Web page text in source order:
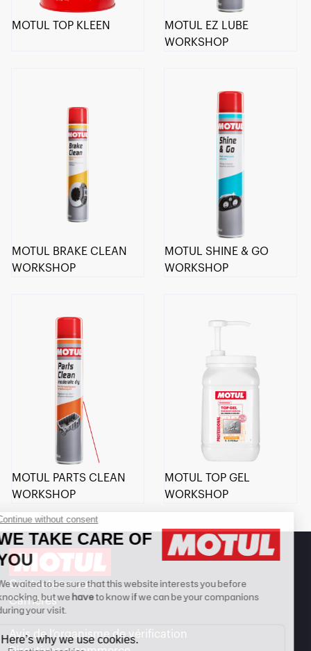
MOTUL TOP KLEEN
MOTUL EZ LUBE
WORKSHOP
MOTUL BRAKE CLEAN
WORKSHOP
MOTUL SHINE & GO
WORKSHOP
MOTUL PARTS CLEAN
WORKSHOP
MOTUL TOP GEL
WORKSHOP
Contactez-nous
Carrières
Avis de l’organisme de vérification